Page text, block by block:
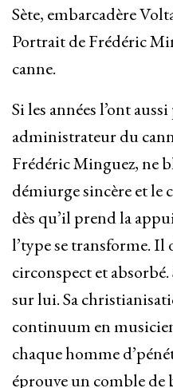
Sète, embarcadère
Portrait de Frédéric
canne.
Si les années l’ont
administrateur du
Frédéric Minguez, ne
démiurge sincère et le
dès qu’il prend la
l’type se transforme.
circonspect et
sur lui. Sa
continuum en
chaque homme
éprouve un comble